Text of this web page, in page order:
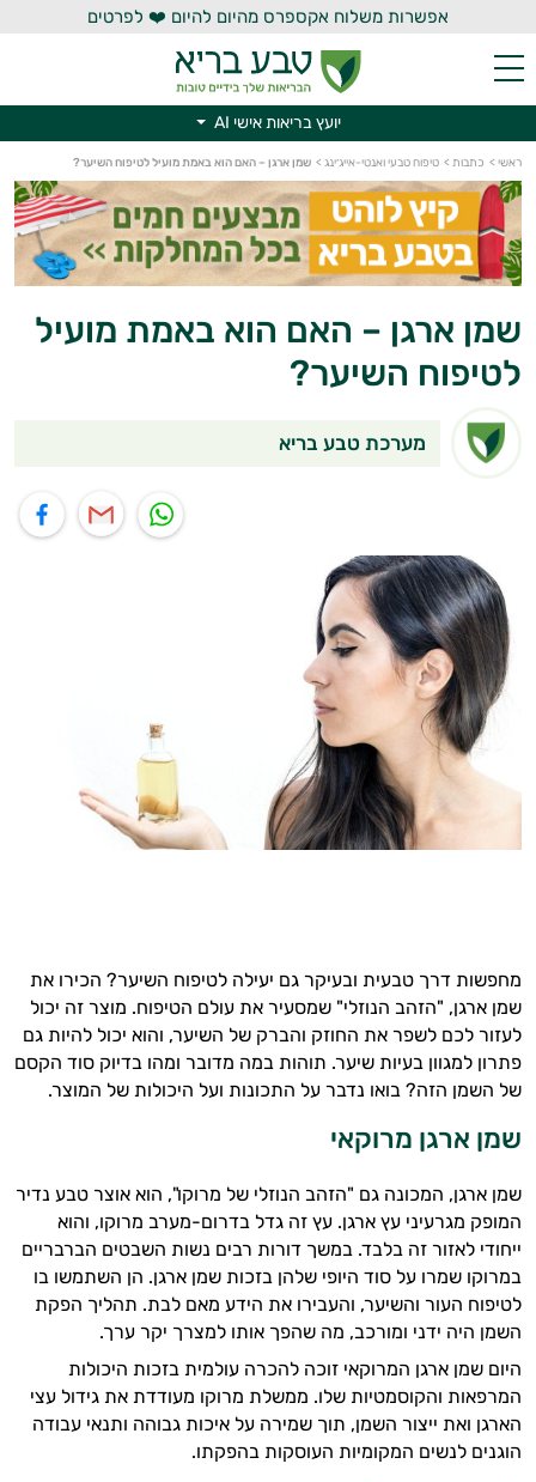
אפשרות משלוח אקספרס מהיום להיום ❤️ לפרטים
יועץ בריאות אישי AI
ראשי > כתבות > טיפוח טבעי ואנטי-אייג׳ינג > שמן ארגן – האם הוא באמת מועיל לטיפוח השיער?
שמן ארגן – האם הוא באמת מועיל
לטיפוח השיער?
מערכת טבע בריא
מחפשות דרך טבעית ובעיקר גם יעילה לטיפוח השיער? הכירו את
שמן ארגן, "הזהב הנוזלי" שמסעיר את עולם הטיפוח. מוצר זה יכול
לעזור לכם לשפר את החוזק והברק של השיער, והוא יכול להיות גם
פתרון למגוון בעיות שיער. תוהות במה מדובר ומהו בדיוק סוד הקסם
של השמן הזה? בואו נדבר על התכונות ועל היכולות של המוצר.
שמן ארגן מרוקאי
שמן ארגן, המכונה גם "הזהב הנוזלי של מרוקו", הוא אוצר טבע נדיר
המופק מגרעיני עץ ארגן. עץ זה גדל בדרום-מערב מרוקו, והוא
ייחודי לאזור זה בלבד. במשך דורות רבים נשות השבטים הברבריים
במרוקו שמרו על סוד היופי שלהן בזכות שמן ארגן. הן השתמשו בו
לטיפוח העור והשיער, והעבירו את הידע מאם לבת. תהליך הפקת
השמן היה ידני ומורכב, מה שהפך אותו למצרך יקר ערך.
היום שמן ארגן המרוקאי זוכה להכרה עולמית בזכות היכולות
המרפאות והקוסמטיות שלו. ממשלת מרוקו מעודדת את גידול עצי
הארגן ואת ייצור השמן, תוך שמירה על איכות גבוהה ותנאי עבודה
הוגנים לנשים המקומיות העוסקות בהפקתו.
יועץ בריאות אישי AI